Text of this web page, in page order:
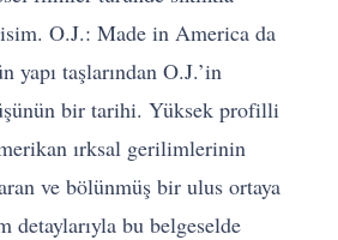
isim. O.J.: Made in America da
taşlarından O.J.’in
bir tarihi. Yüksek profilli
ırksal gerilimlerinin
ve bölünmüş bir ulus ortaya
detaylarıyla bu belgeselde